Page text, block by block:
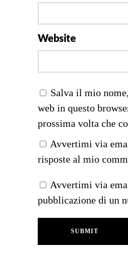
Website
Salva il mio
web in questo
prossima volta che
Avvertimi via
risposte al mio
Avvertimi via
pubblicazione di un
SUBMIT